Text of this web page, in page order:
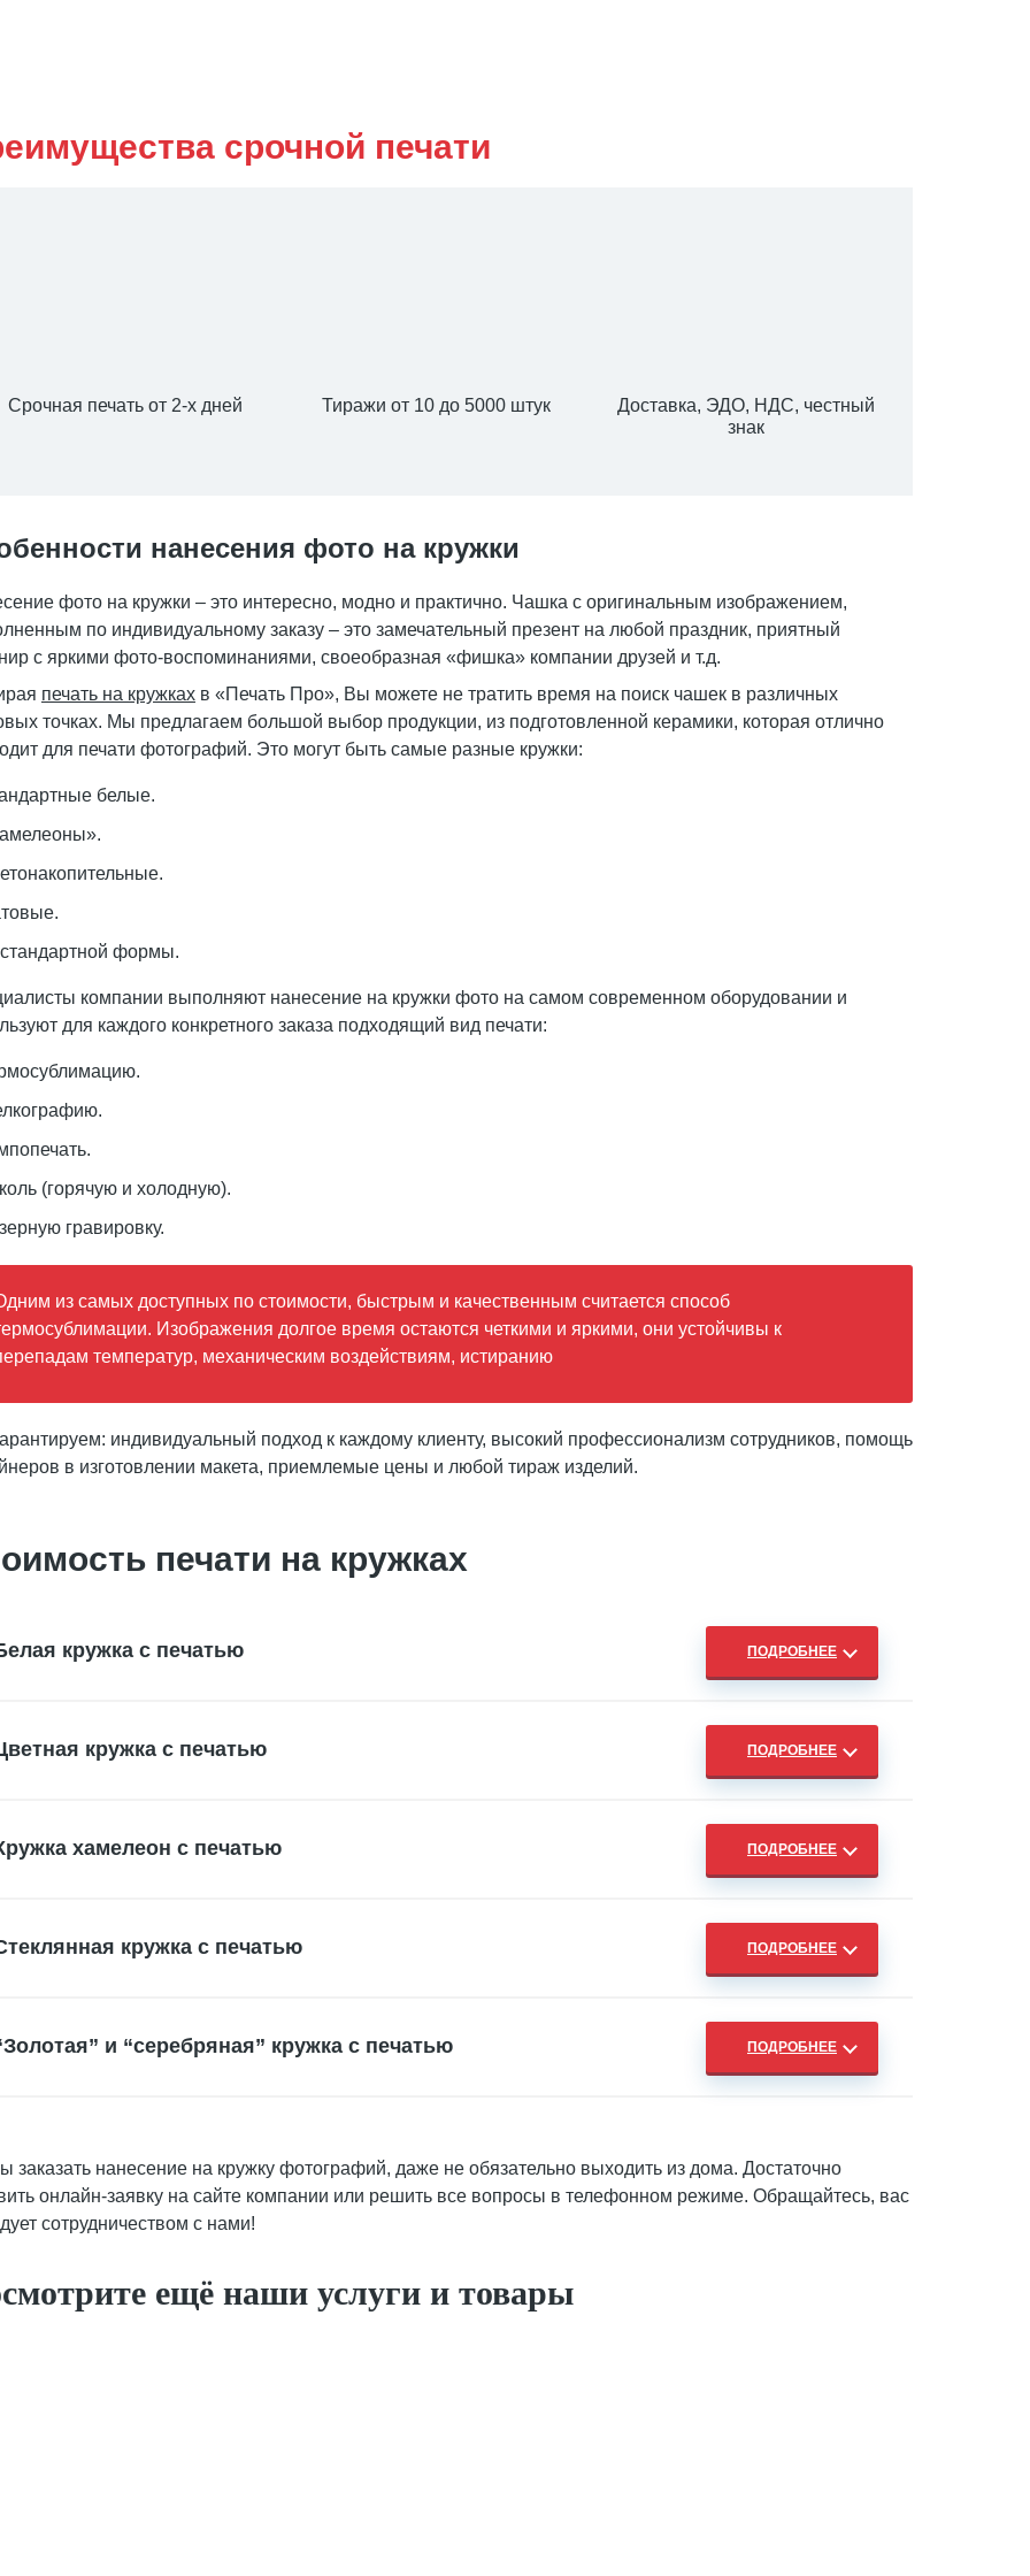
срочной печати
Срочная печать от 2-х дней Тиражи от 10 до 5000 штук
Доставка, ЭДО, НДС, честный
знак
нанесения фото на кружки
фото на кружки – это интересно, модно и практично. Чашка с оригинальным изображением,
по индивидуальному заказу – это замечательный презент на любой праздник, приятный
с яркими фото-воспоминаниями, своеобразная «фишка» компании друзей и т.д.
печать на кружках в «Печать Про», Вы можете не тратить время на поиск чашек в различных
точках. Мы предлагаем большой выбор продукции, из подготовленной керамики, которая отлично
для печати фотографий. Это могут быть самые разные кружки:
белые.
формы.
компании выполняют нанесение на кружки фото на самом современном оборудовании и
для каждого конкретного заказа подходящий вид печати:
(горячую и холодную).
гравировку.
из самых доступных по стоимости, быстрым и качественным считается способ
Изображения долгое время остаются четкими и яркими, они устойчивы к
температур, механическим воздействиям, истиранию
индивидуальный подход к каждому клиенту, высокий профессионализм сотрудников, помощь
в изготовлении макета, приемлемые цены и любой тираж изделий.
печати на кружках
кружка с печатью
кружка с печатью
хамелеон с печатью
кружка с печатью
и “серебряная” кружка с печатью
заказать нанесение на кружку фотографий, даже не обязательно выходить из дома. Достаточно
онлайн-заявку на сайте компании или решить все вопросы в телефонном режиме. Обращайтесь, вас
сотрудничеством с нами!
ещё наши услуги и товары